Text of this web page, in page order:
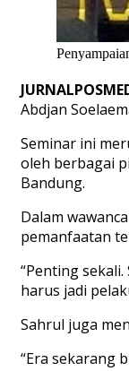
Abdjan
Seminar ini
oleh berbagai
Bandung.
Dalam
pemanfaatan
“Penting
harus jadi
Sahrul juga
“Era sekarang